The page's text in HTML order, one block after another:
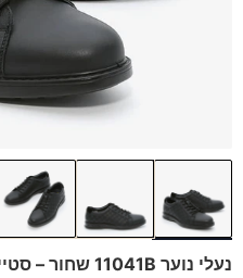
נעלי נוער 11041B שחור – סטייל ונוחות לצעירים!